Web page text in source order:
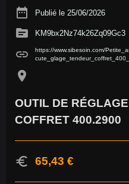
date_range Publié le 25/06/2026
source KM9bx2Nz74k26Zq09Gc3
link
https://www.sibesoin.com/
location_on
OUTIL DE
COFFRET 400.2900
euro 65,43 €